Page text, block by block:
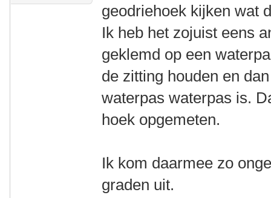
geodriehoek kijken wat
Ik heb het zojuist eens
geklemd op een
de zitting houden en
waterpas waterpas is.
hoek opgemeten.
Ik kom daarmee zo
graden uit.